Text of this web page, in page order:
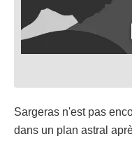
Sargeras n'est pas
dans un plan astral